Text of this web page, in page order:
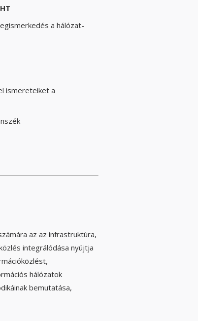
a hálózat-
ismereteiket a
az az infrastruktúra,
integrálódása nyújtja
hálózatok
bemutatása,